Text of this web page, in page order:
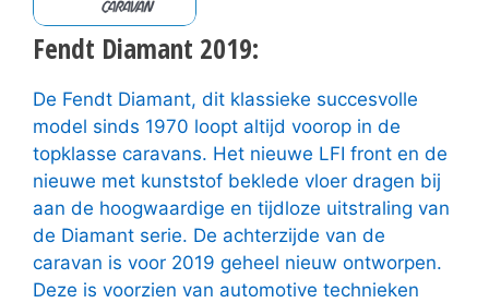
Fendt Diamant 2019:
De Fendt Diamant, dit klassieke succesvolle
model sinds 1970 loopt altijd voorop in de
topklasse caravans. Het nieuwe LFI front en de
nieuwe met kunststof beklede vloer dragen bij
aan de hoogwaardige en tijdloze uitstraling van
de Diamant serie. De achterzijde van de
caravan is voor 2019 geheel nieuw ontworpen.
Deze is voorzien van automotive technieken